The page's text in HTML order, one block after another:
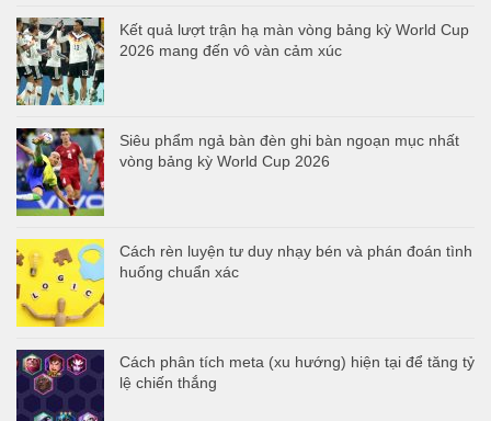
Kết quả lượt trận hạ màn vòng bảng kỳ World Cup
2026 mang đến vô vàn cảm xúc
Siêu phẩm ngả bàn đèn ghi bàn ngoạn mục nhất
vòng bảng kỳ World Cup 2026
Cách rèn luyện tư duy nhạy bén và phán đoán tình
huống chuẩn xác
Cách phân tích meta (xu hướng) hiện tại để tăng tỷ
lệ chiến thắng